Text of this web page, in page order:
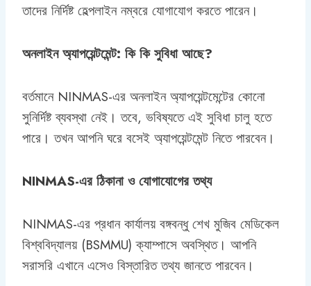
তাদের নির্দিষ্ট হেল্পলাইন নম্বরে যোগাযোগ করতে পারেন।
অনলাইন অ্যাপয়েন্টমেন্ট: কি কি সুবিধা আছে?
বর্তমানে NINMAS-এর অনলাইন অ্যাপয়েন্টমেন্টের কোনো
সুনির্দিষ্ট ব্যবস্থা নেই। তবে, ভবিষ্যতে এই সুবিধা চালু হতে
পারে। তখন আপনি ঘরে বসেই অ্যাপয়েন্টমেন্ট নিতে পারবেন।
NINMAS-এর ঠিকানা ও যোগাযোগের তথ্য
NINMAS-এর প্রধান কার্যালয় বঙ্গবন্ধু শেখ মুজিব মেডিকেল
বিশ্ববিদ্যালয় (BSMMU) ক্যাম্পাসে অবস্থিত। আপনি
সরাসরি এখানে এসেও বিস্তারিত তথ্য জানতে পারবেন।